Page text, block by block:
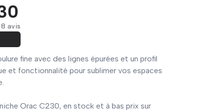
8 avis
fine avec des lignes épurées et un profil
et fonctionnalité pour sublimer vos espaces
Orac C230, en stock et à bas prix sur